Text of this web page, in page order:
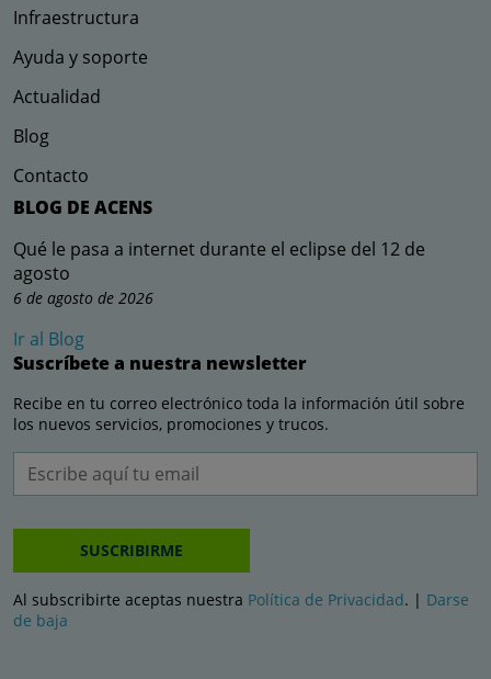
Infraestructura
Ayuda y soporte
Actualidad
Blog
Contacto
BLOG DE ACENS
Qué le pasa a internet durante el eclipse del 12 de
agosto
6 de agosto de 2026
Ir al Blog
Suscríbete a nuestra newsletter
Recibe en tu correo electrónico toda la información útil sobre
los nuevos servicios, promociones y trucos.
SUSCRIBIRME
Al subscribirte aceptas nuestra Política de Privacidad. | Darse
de baja